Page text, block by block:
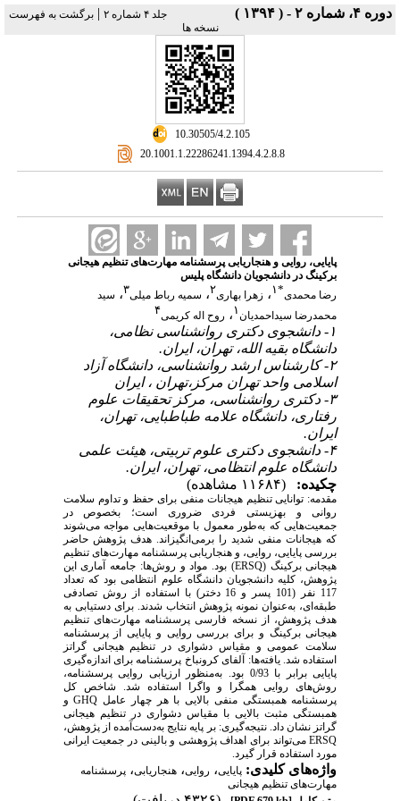
دوره ۴، شماره ۲ - ( ۱۳۹۴ ) جلد ۴ شماره ۲ |برگشت به فهرست
نسخه ها
‎ 10.30505/4.2.105
‎ 20.1001.1.22286241.1394.4.2.8.8
پایایی، روایی و هنجاریابی پرسشنامه مهارت‌های تنظیم هیجانی
برکینگ در دانشجویان دانشگاه پلیس
رضا محمدی*۱ ، زهرا بهاری۲، سمیه رباط میلی۳، سید
محمدرضا سیداحمدیان۱ ، روح اله کریمی۴
۱- دانشجوی دکتری روانشناسی نظامی،
دانشگاه بقیه الله، تهران، ایران.
۲- کارشناس ارشد روانشناسی، دانشگاه آزاد
اسلامی واحد تهران مرکز،‌تهران ، ایران
۳- دکتری روانشناسی، مرکز تحقیقات علوم
رفتاری، دانشگاه علامه طباطبایی، تهران،
ایران.
۴- دانشجوی دکتری علوم تربیتی، هیئت علمی
دانشگاه علوم انتظامی، تهران، ایران.
چکیده:
(۱۱۶۸۴ مشاهده)
مقدمه: توانایی تنظیم هیجانات منفی برای حفظ و تداوم سلامت
روانی و بهزیستی فردی ضروری است؛ بخصوص در
جمعیت‌هایی که به‌طور معمول با موقعیت‌هایی مواجه می‌شوند
که هیجانات منفی شدید را برمی‌انگیزاند. هدف پژوهش حاضر
بررسی پایایی، روایی، و هنجاریابی پرسشنامه مهارت‌های تنظیم
هیجانی برکینگ (ERSQ) بود. مواد و روش‌ها: جامعه آماری این
پژوهش، کلیه دانشجویان دانشگاه علوم انتظامی بود که تعداد
117 نفر (101 پسر و 16 دختر) با استفاده از روش تصادفی
طبقه‌ای، به‌عنوان نمونه پژوهش انتخاب شدند. برای دستیابی به
هدف پژوهش، از نسخه فارسی پرسشنامه مهارت‌های تنظیم
هیجانی برکینگ و برای بررسی روایی و پایایی از پرسشنامه
سلامت عمومی و مقیاس دشواری در تنظیم هیجانی گراتز
استفاده شد. یافته‌ها: آلفای کرونباخ پرسشنامه برای اندازه‌گیری
پایایی برابر با 0/93 بود. به‌منظور ارزیابی روایی پرسشنامه،
روش‌های روایی همگرا و واگرا استفاده شد. شاخص کل
پرسشنامه همبستگی منفی بالایی با هر چهار عامل GHQ و
همبستگی مثبت بالایی با مقیاس دشواری در تنظیم هیجانی
گراتز نشان داد. نتیجه‌گیری: بر پایه نتایج به‌دست‌آمده از پژوهش،
ERSQ می‌تواند برای اهداف پژوهشی و بالینی در جمعیت ایرانی
مورد استفاده قرار گیرد.
واژه‌های کلیدی: پایایی، روایی، هنجاریابی، پرسشنامه
مهارت‌های تنظیم هیجانی